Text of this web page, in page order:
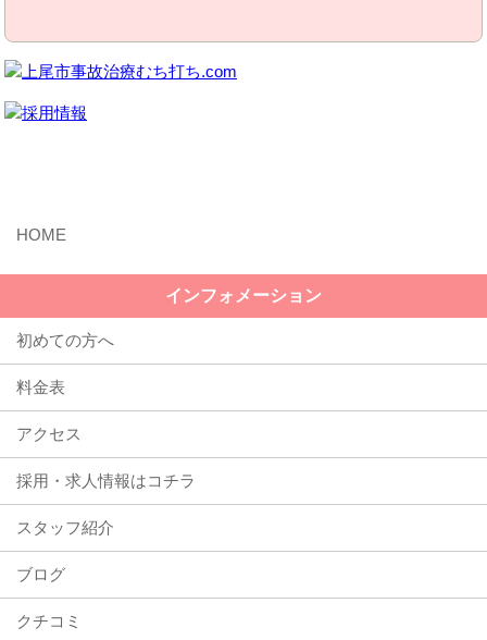
インフォメーション
初めての方へ
料金表
アクセス
採用・求人情報はコチラ
スタッフ紹介
ブログ
クチコミ